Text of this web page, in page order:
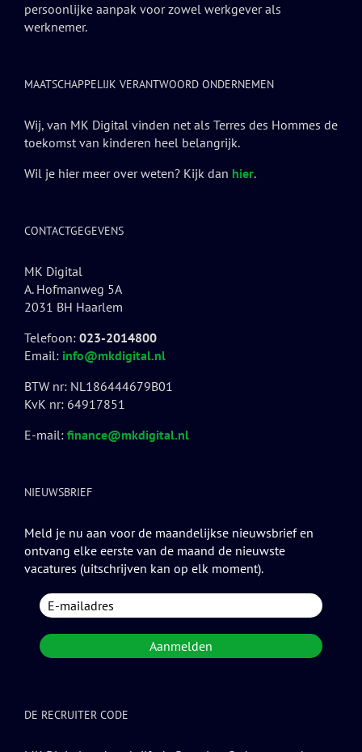
persoonlijke aanpak voor zowel werkgever als
werknemer.
MAATSCHAPPELIJK VERANTWOORD ONDERNEMEN
Wij, van MK Digital vinden net als Terres des Hommes de
toekomst van kinderen heel belangrijk.
Wil je hier meer over weten? Kijk dan hier.
CONTACTGEGEVENS
MK Digital
A. Hofmanweg 5A
2031 BH Haarlem
Telefoon: 023-2014800
Email: info@mkdigital.nl
BTW nr: NL186444679B01
KvK nr: 64917851
E-mail: finance@mkdigital.nl
NIEUWSBRIEF
Meld je nu aan voor de maandelijkse nieuwsbrief en
ontvang elke eerste van de maand de nieuwste
vacatures (uitschrijven kan op elk moment).
DE RECRUITER CODE